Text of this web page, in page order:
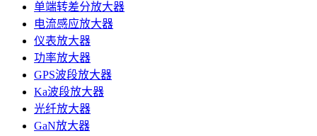
单端转差分放大器
电流感应放大器
仪表放大器
功率放大器
GPS波段放大器
Ka波段放大器
光纤放大器
GaN放大器